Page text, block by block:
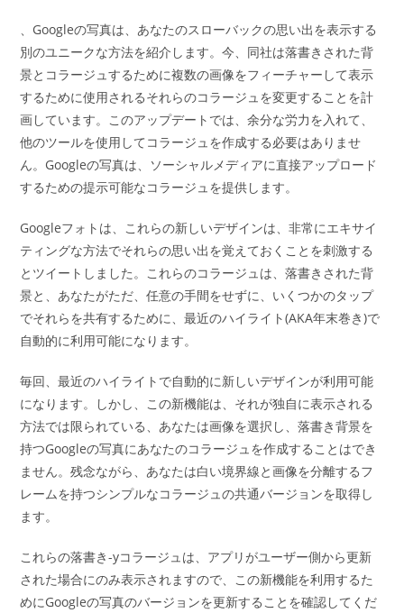
、Googleの写真は、あなたのスローバックの思い出を表示する
別のユニークな方法を紹介します。今、同社は落書きされた背
景とコラージュするために複数の画像をフィーチャーして表示
するために使用されるそれらのコラージュを変更することを計
画しています。このアップデートでは、余分な労力を入れて、
他のツールを使用してコラージュを作成する必要はありませ
ん。Googleの写真は、ソーシャルメディアに直接アップロード
するための提示可能なコラージュを提供します。
Googleフォトは、これらの新しいデザインは、非常にエキサイ
ティングな方法でそれらの思い出を覚えておくことを刺激する
とツイートしました。これらのコラージュは、落書きされた背
景と、あなたがただ、任意の手間をせずに、いくつかのタップ
でそれらを共有するために、最近のハイライト(AKA年末巻き)で
自動的に利用可能になります。
毎回、最近のハイライトで自動的に新しいデザインが利用可能
になります。しかし、この新機能は、それが独自に表示される
方法では限られている、あなたは画像を選択し、落書き背景を
持つGoogleの写真にあなたのコラージュを作成することはでき
ません。残念ながら、あなたは白い境界線と画像を分離するフ
レームを持つシンプルなコラージュの共通バージョンを取得し
ます。
これらの落書き-yコラージュは、アプリがユーザー側から更新
された場合にのみ表示されますので、この新機能を利用するた
めにGoogleの写真のバージョンを更新することを確認してくだ